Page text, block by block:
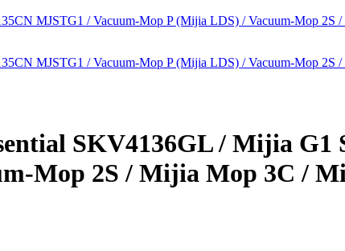
SKV4136GL / Mijia G1
Mop 2S / Mijia Mop 3C /